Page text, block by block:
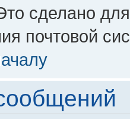
сделано
почтовой